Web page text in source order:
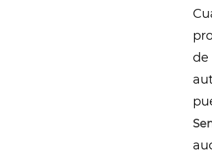
de